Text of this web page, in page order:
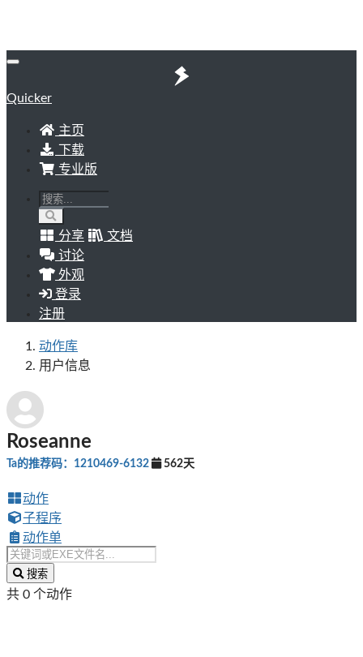
Quicker
主页
下载
专业版
分享
文档
讨论
外观
登录
注册
动作库
用户信息
Roseanne
Ta的推荐码：1210469-6132 562天
动作
子程序
动作单
搜索
共 0 个动作